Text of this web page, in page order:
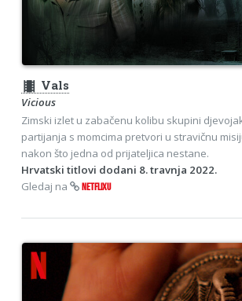
theaters Vals
Vicious
Zimski izlet u zabačenu kolibu skupini
partijanja s momcima pretvori u stravičnu
nakon što jedna od prijateljica nestane.
Hrvatski titlovi dodani 8. travnja 2022.
Gledaj na
NETFLIXU